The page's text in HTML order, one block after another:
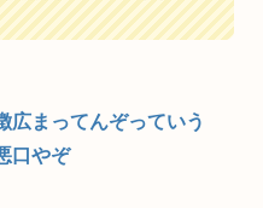
広まってんぞっていう
口やぞ